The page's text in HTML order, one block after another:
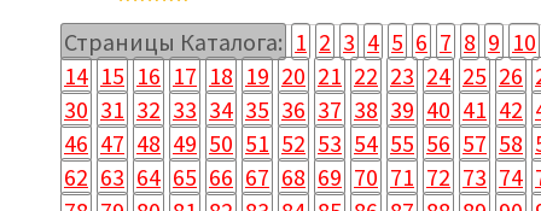
Страницы Каталога: 1 2 3 4 5 6 7 8 9 10
14 15 16 17 18 19 20 21 22 23 24 25 26
30 31 32 33 34 35 36 37 38 39 40 41 42
46 47 48 49 50 51 52 53 54 55 56 57 58
62 63 64 65 66 67 68 69 70 71 72 73 74